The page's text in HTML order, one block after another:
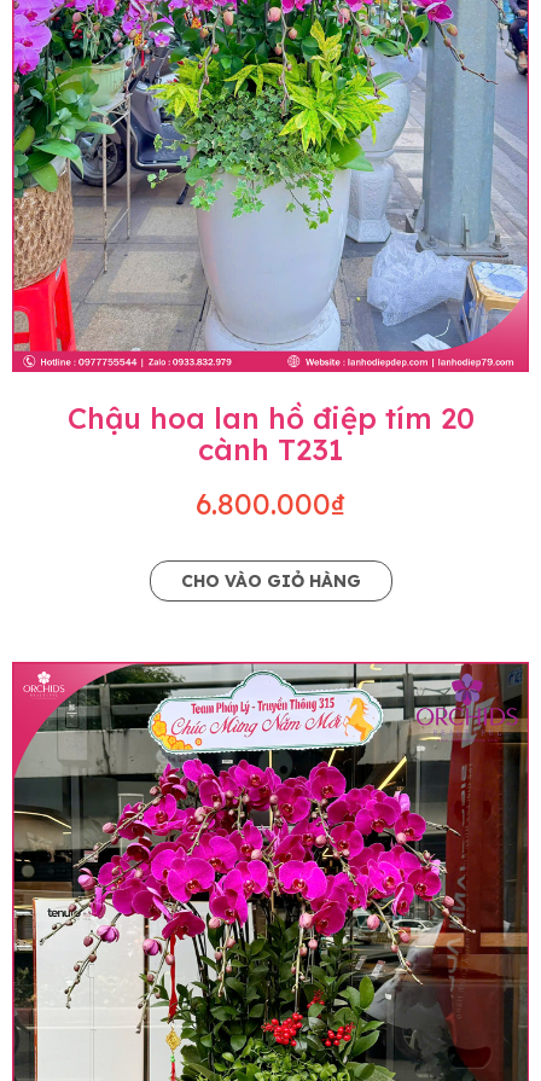
Chậu hoa lan hồ điệp tím 20
cành T231
6.800.000₫
CHO VÀO GIỎ HÀNG